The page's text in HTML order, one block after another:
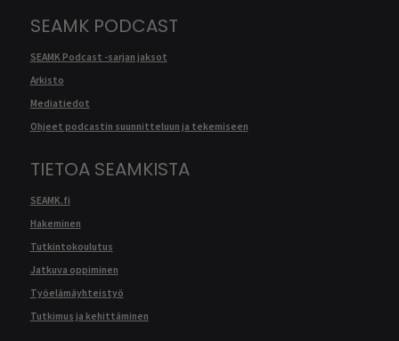
SEAMK PODCAST
SEAMK Podcast -sarjan jaksot
Arkisto
Mediatiedot
Ohjeet podcastin suunnitteluun ja tekemiseen
TIETOA SEAMKISTA
SEAMK.fi
Hakeminen
Tutkintokoulutus
Jatkuva oppiminen
Työelämäyhteistyö
Tutkimus ja kehittäminen